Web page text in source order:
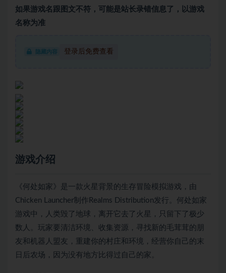
如果游戏名跟图文不符，可能是站长录错信息了，以游戏
名称为准
隐藏内容 登录后免费查看
游戏介绍
《何处如家》是一款火星背景的生存冒险模拟游戏，由
Chicken Launcher制作Realms Distribution发行。何处如家
游戏中，人类毁了地球，离开它去了火星，只留下了极少
数人。玩家要清洁环境、收集资源，寻找新的毛茸茸的朋
友和机器人盟友，重建你的村庄和环境，经营你自己的末
日后农场，因为没有地方比得过自己的家。